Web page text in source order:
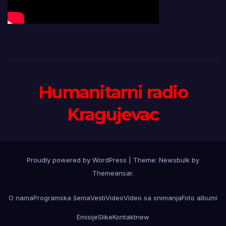
Humanitarni radio
Kragujevac
Proudly powered by WordPress Theme: Newsbulk by
Themeansar.
O namaProgramska šemaVestiVideoVideo sa snimanjaFoto albumi
EmisijeSlikeKontaktnew